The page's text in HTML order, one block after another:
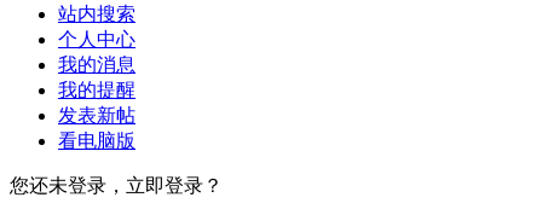
站内搜索
个人中心
我的消息
我的提醒
发表新帖
看电脑版
您还未登录，立即登录？